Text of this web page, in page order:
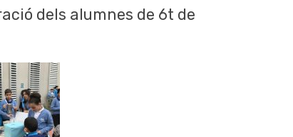
dels alumnes de 6t de